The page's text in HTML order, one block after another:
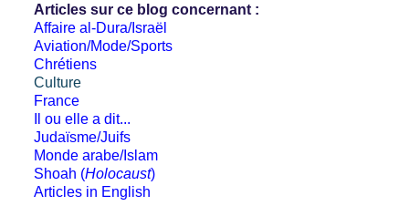
Articles sur ce blog concernant :
Affaire al-Dura/Israël
Aviation/Mode/Sports
Chrétiens
Culture
France
Il ou elle a dit...
Judaïsme/Juifs
Monde arabe/Islam
Shoah (Holocaust)
Articles in English